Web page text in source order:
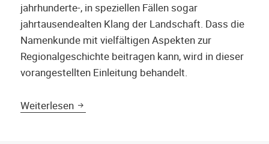
jahrhunderte-, in speziellen Fällen sogar
jahrtausendealten Klang der Landschaft. Dass die
Namenkunde mit vielfältigen Aspekten zur
Regionalgeschichte beitragen kann, wird in dieser
vorangestellten Einleitung behandelt.
Weiterlesen Namen als Geschichtsquelle – Ein Archiv